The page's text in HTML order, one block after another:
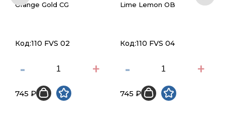
Orange Gold CG
Код:110 FVS 02
- +
745 ₽
Lime Lemon OB
Код:110 FVS 04
- +
745 ₽